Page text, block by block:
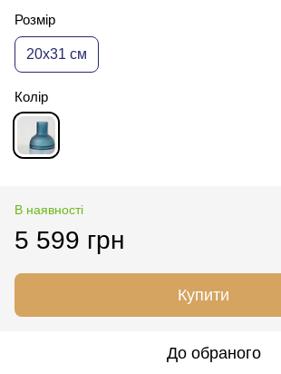
Розмір
20x31 см
Колір
В наявності
5 599 грн
Купити
До обраного